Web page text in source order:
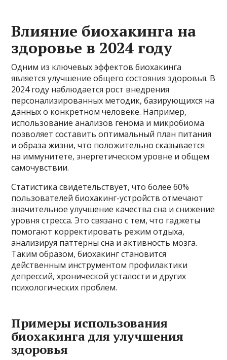
Влияние биохакинга на
здоровье в 2024 году
Одним из ключевых эффектов биохакинга
является улучшение общего состояния здоровья. В
2024 году наблюдается рост внедрения
персонализированных методик, базирующихся на
данных о конкретном человеке. Например,
использование анализов генома и микробиома
позволяет составить оптимальный план питания
и образа жизни, что положительно сказывается
на иммунитете, энергетическом уровне и общем
самочувствии.
Статистика свидетельствует, что более 60%
пользователей биохакинг-устройств отмечают
значительное улучшение качества сна и снижение
уровня стресса. Это связано с тем, что гаджеты
помогают корректировать режим отдыха,
анализируя паттерны сна и активность мозга.
Таким образом, биохакинг становится
действенным инструментом профилактики
депрессий, хронической усталости и других
психологических проблем.
Примеры использования
биохакинга для улучшения
здоровья